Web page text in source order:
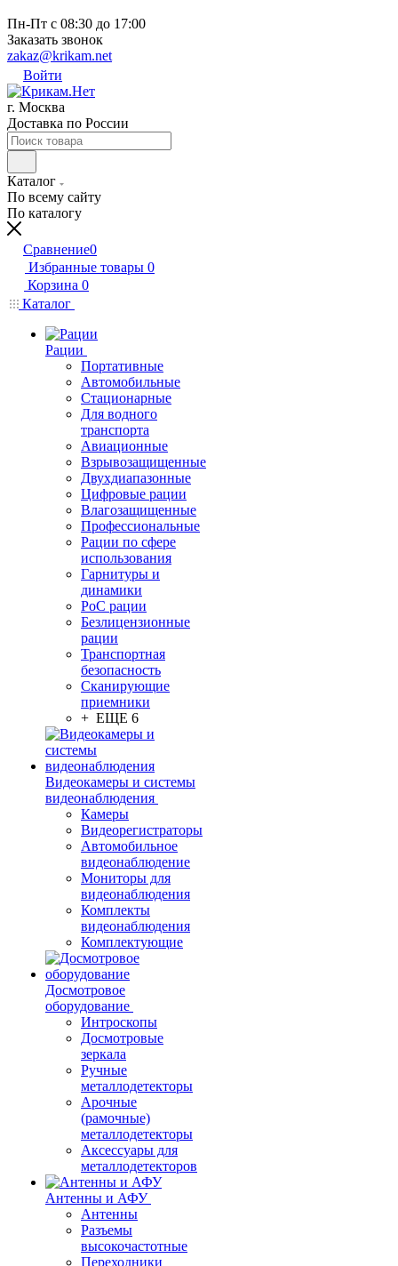
Пн-Пт с 08:30 до 17:00
Заказать звонок
zakaz@krikam.net
Войти
г. Москва
Доставка по России
Каталог
По всему сайту
По каталогу
Сравнение0
Избранные товары 0
Корзина 0
Каталог
Рации
Портативные
Автомобильные
Стационарные
Для водного
транспорта
Авиационные
Взрывозащищенные
Двухдиапазонные
Цифровые рации
Влагозащищенные
Профессиональные
Рации по сфере
использования
Гарнитуры и
динамики
PoC рации
Безлицензионные
рации
Транспортная
безопасность
Сканирующие
приемники
+ ЕЩЕ 6
Видеокамеры и системы
видеонаблюдения
Камеры
Видеорегистраторы
Автомобильное
видеонаблюдение
Мониторы для
видеонаблюдения
Комплекты
видеонаблюдения
Комплектующие
Досмотровое
оборудование
Интроскопы
Досмотровые
зеркала
Ручные
металлодетекторы
Арочные
(рамочные)
металлодетекторы
Аксессуары для
металлодетекторов
Антенны и АФУ
Антенны
Разъемы
высокочастотные
Переходники